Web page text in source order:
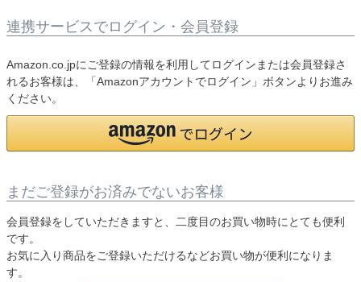
連携サービスでログイン・会員登録
Amazon.co.jpにご登録の情報を利用してログインまたは会員登録さ
れるお客様は、「Amazonアカウントでログイン」ボタンよりお進み
ください。
まだご登録がお済みでないお客様
会員登録をしていただきますと、二度目のお買い物時にとても便利
です。
お気に入り商品をご登録いただけるなどお買い物が便利になりま
す。